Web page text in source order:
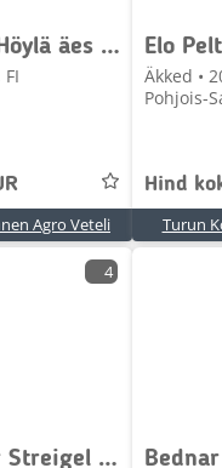
Runni Höylä äes 4m.
Agro Veteli
Äkked •
Pohjois-
Hind
Turun
4
Bednar Streigel PN 6000